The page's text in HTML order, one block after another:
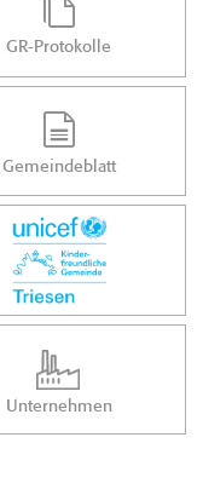
GR-Protokolle
Gemeindeblatt
Unternehmen